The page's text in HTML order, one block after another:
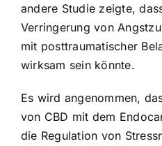
andere Studie zeigte,
Verringerung von
mit posttraumatischer
wirksam sein könnte.
Es wird angenommen,
von CBD mit dem
die Regulation von